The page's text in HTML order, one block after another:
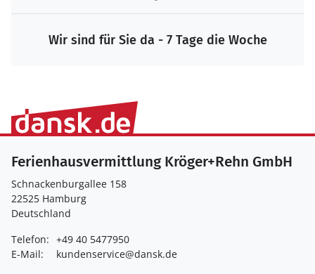
Wir sind für Sie da - 7 Tage die Woche
Ferienhausvermittlung Kröger+Rehn GmbH
Schnackenburgallee 158
22525 Hamburg
Deutschland
Telefon: +49 40 5477950
E-Mail:
kundenservice@dansk.de